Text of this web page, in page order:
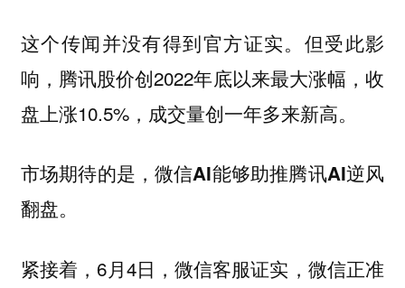
这个传闻并没有得到官方证实。但受此影
响，腾讯股价创2022年底以来最大涨幅，收
盘上涨10.5%，成交量创一年多来新高。
市场期待的是，微信AI能够助推腾讯AI逆风
翻盘。
紧接着，6月4日，微信客服证实，微信正准